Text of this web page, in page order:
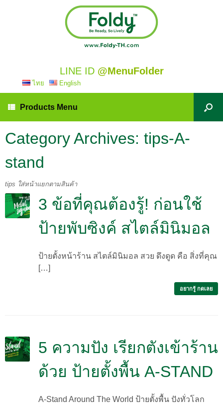
LINE ID @MenuFolder
ไทย English
Products Menu
Category Archives: tips-A-
stand
tips ใส่หน้าแยกตามสินค้า
3 ข้อที่คุณต้องรู้! ก่อนใช้
ป้ายพับซิงค์ สไตล์มินิมอล
ป้ายตั้งหน้าร้าน สไตล์มินิมอล สวย ดึงดูด คือ สิ่งที่คุณ
[…]
อยากรู้ กดเลย
5 ความปัง เรียกตังเข้าร้าน
ด้วย ป้ายตั้งพื้น A-STAND
A-Stand Around The World ป้ายตั้งพื้น ปังทั่วโลก